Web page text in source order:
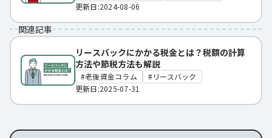
更新日:2024-08-06
関連記事
リースバックにかかる税金とは？税額の計算
方法や節税方法も解説
老後資金コラム
リースバック
更新日:2025-07-31